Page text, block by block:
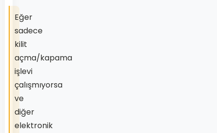
Eğer
sadece
kilit
açma/kapama
işlevi
çalışmıyorsa
ve
diğer
elektronik